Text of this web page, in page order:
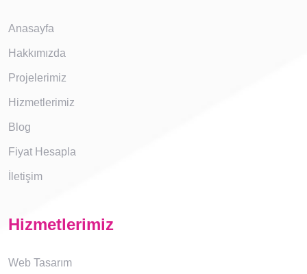
Anasayfa
Hakkımızda
Projelerimiz
Hizmetlerimiz
Blog
Fiyat Hesapla
İletişim
Hizmetlerimiz
Web Tasarım